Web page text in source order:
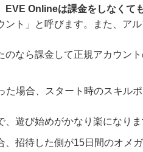
EVE Onlineは課金をしなくて
ト」と呼びます。また、ア
なら課金して正規アカウン
場合、スタート時のスキル
遊び始めがかなり楽になりま
招待した側が15日間のオメ